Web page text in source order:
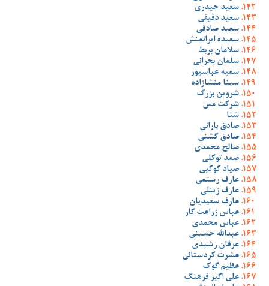
سعید حیدری
سعید دقیقی
سعید صادقی
سعیده ایرانمنش
سلامان بربط
سلمان بحرانی
سمیه عباسپور
سینا منشازاده
شروین بزرگ
شرکت مس
شنا
صادق بارانی
صادق گشنی
صالح محمدی
صمد توکلی
صیاد کوکبی
عارف رستمی
عارف زینلی
عارف سعیدیان
عباس زراعت کار
عباس محمدی
عبدالله حسینی
عرفان رشیدی
عشرت کردستانی
عظیم گوک
علی اکبر فرهنگ